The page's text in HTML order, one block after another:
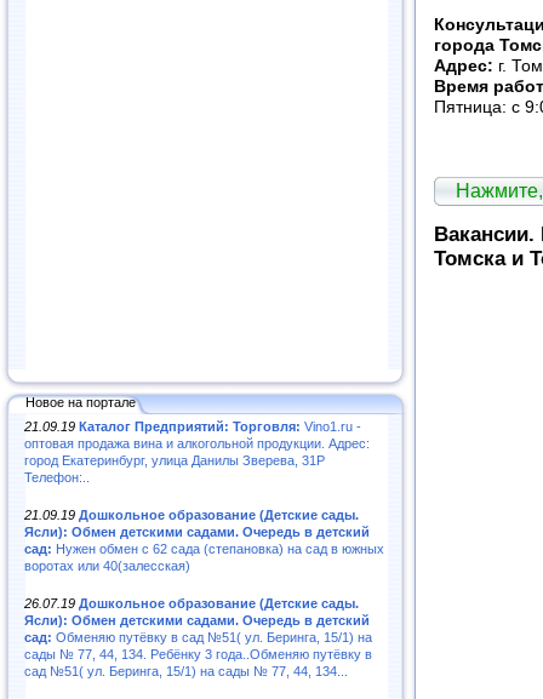
Новое на портале
21.09.19 Каталог Предприятий: Торговля: Vino1.ru -
оптовая продажа вина и алкогольной продукции. Адрес:
город Екатеринбург, улица Данилы Зверева, 31Р
Телефон:..
21.09.19 Дошкольное образование (Детские сады.
Ясли): Обмен детскими садами. Очередь в детский
сад: Нужен обмен с 62 сада (степановка) на сад в южных
воротах или 40(залесская)
26.07.19 Дошкольное образование (Детские сады.
Ясли): Обмен детскими садами. Очередь в детский
сад: Обменяю путёвку в сад №51( ул. Беринга, 15/1) на
сады № 77, 44, 134. Ребёнку 3 года..Обменяю путёвку в
сад №51( ул. Беринга, 15/1) на сады № 77, 44, 134...
города
Адрес: г.
Время
Пятница: с
Вакансии.
Томска и